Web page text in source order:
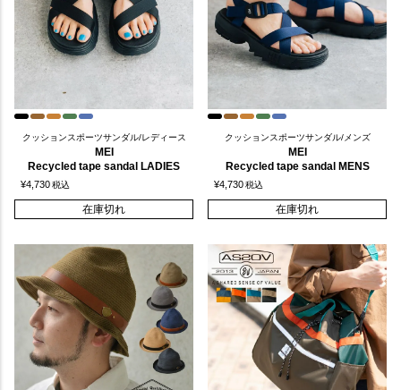
クッションスポーツサンダル/レディース
MEI
Recycled tape sandal LADIES
¥4,730税込
在庫切れ
クッションスポーツサンダル/メンズ
MEI
Recycled tape sandal MENS
¥4,730税込
在庫切れ